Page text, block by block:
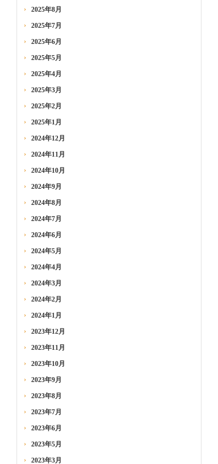
2025年8月
2025年7月
2025年6月
2025年5月
2025年4月
2025年3月
2025年2月
2025年1月
2024年12月
2024年11月
2024年10月
2024年9月
2024年8月
2024年7月
2024年6月
2024年5月
2024年4月
2024年3月
2024年2月
2024年1月
2023年12月
2023年11月
2023年10月
2023年9月
2023年8月
2023年7月
2023年6月
2023年5月
2023年3月